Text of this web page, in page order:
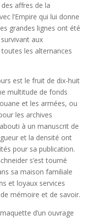
affres de la
l’Empire qui lui donne
grandes lignes ont été
aux
les alternances
est le fruit de dix-huit
multitude de fonds
et les armées, ou
les archives
à un manuscrit de
et la densité ont
pour sa publication.
s’est tourné
sa maison familiale
et loyaux services
mémoire et de savoir.
d’un ouvrage